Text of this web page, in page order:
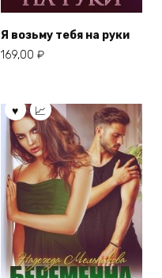
Я возьму тебя на руки
169,00 ₽